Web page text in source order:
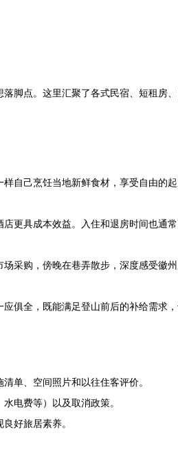
脚点。这里汇聚了各式民宿、短租房
自己烹饪当地新鲜食材，享受自由的
更具成本效益。入住和退房时间也通
采购，傍晚在巷弄散步，深度感受徽
俱全，既能满足登山前后的补给需求
单、空间照片和以往住客评价。
电费等）以及取消政策。
好旅居素养。